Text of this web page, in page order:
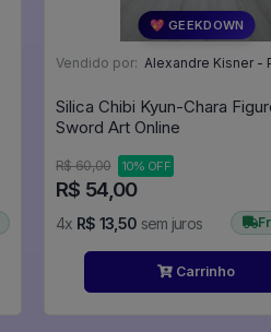
💖 GEEKDOWN
Vendido por: Alexandre Kisner -
Silica Chibi Kyun-Chara
Sword Art Online
R$ 60,00 10% OFF
R$ 54,00
4x R$ 13,50 sem juros
Carrinho